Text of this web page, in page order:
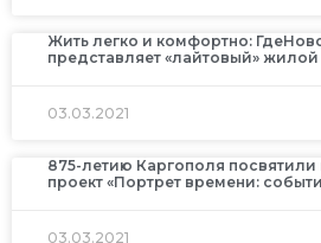
Жить легко и комфортно:
представляет «лайтовый»
03.03.2021
875-летию Каргополя
проект «Портрет времени:
03.03.2021